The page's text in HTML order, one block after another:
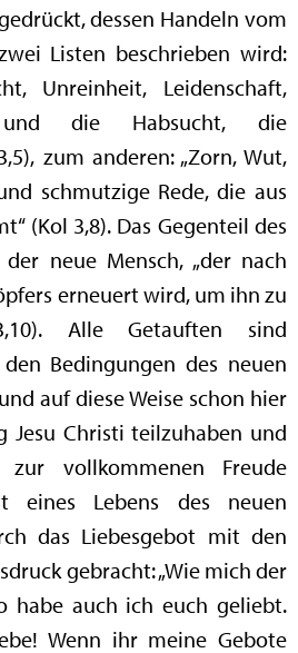
dessen Handeln vom
Listen beschrieben wird:
Unreinheit, Leidenschaft,
die Habsucht, die
zum anderen: „Zorn, Wut,
schmutzige Rede, die aus
(Kol 3,8). Das Gegenteil des
neue Mensch, „der nach
erneuert wird, um ihn zu
Alle Getauften sind
Bedingungen des neuen
auf diese Weise schon hier
Jesu Christi teilzuhaben und
vollkommenen Freude
eines Lebens des neuen
das Liebesgebot mit den
gebracht: „Wie mich der
habe auch ich euch geliebt.
Wenn ihr meine Gebote